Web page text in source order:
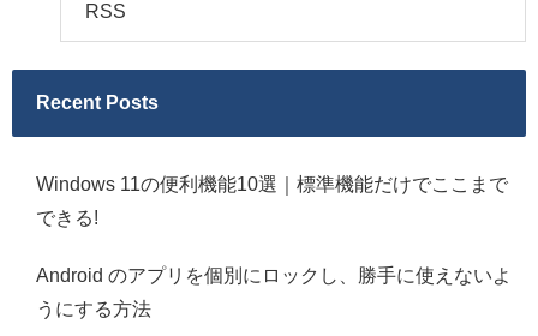
RSS
Recent Posts
Windows 11の便利機能10選｜標準機能だけでここまで
できる!
Android のアプリを個別にロックし、勝手に使えないよ
うにする方法